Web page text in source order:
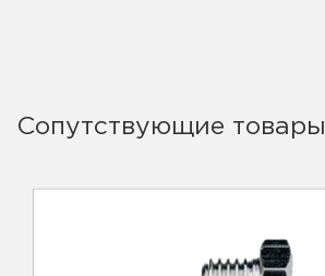
Сопутствующие товары